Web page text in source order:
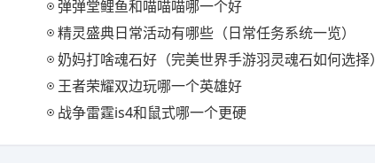
弹弹堂鲤鱼和喵喵喵哪一个好
精灵盛典日常活动有哪些（日常任务系统一览）
奶妈打啥魂石好（完美世界手游羽灵魂石如何选择）
王者荣耀双边玩哪一个英雄好
战争雷霆is4和鼠式哪一个更硬